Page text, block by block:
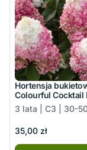
Hortensja
Colourful Cocktail
3 lata | C3 | 30-
35,00 zł